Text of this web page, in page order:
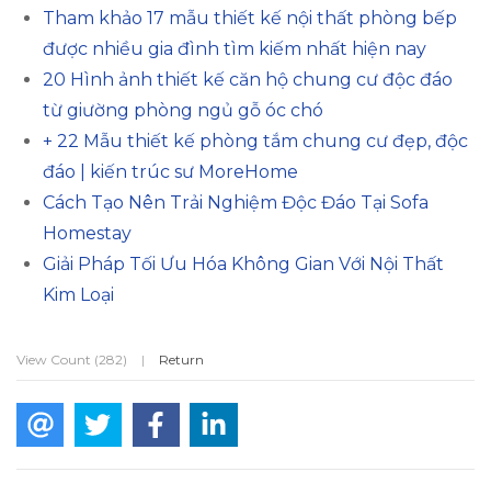
Tham khảo 17 mẫu thiết kế nội thất phòng bếp
được nhiều gia đình tìm kiếm nhất hiện nay
20 Hình ảnh thiết kế căn hộ chung cư độc đáo
từ giường phòng ngủ gỗ óc chó
+ 22 Mẫu thiết kế phòng tắm chung cư đẹp, độc
đáo | kiến trúc sư MoreHome
Cách Tạo Nên Trải Nghiệm Độc Đáo Tại Sofa
Homestay
Giải Pháp Tối Ưu Hóa Không Gian Với Nội Thất
Kim Loại
View Count (282) | Return